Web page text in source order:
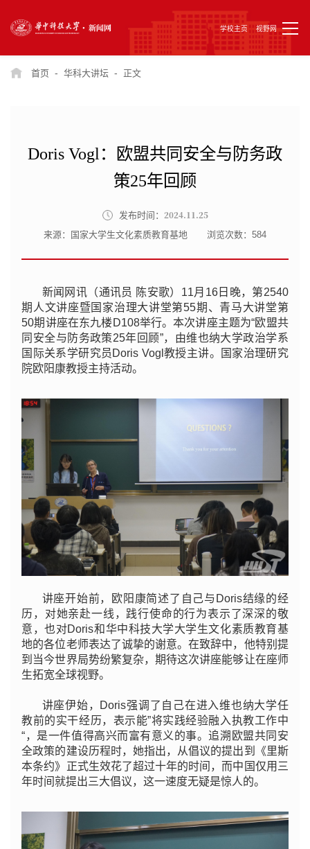
学校主页 视野网
首页 - 华科大讲坛 - 正文
Doris Vogl：欧盟共同安全与防务政
策25年回顾
发布时间： 2024.11.25
来源：国家大学生文化素质教育基地 浏览次数：584
新闻网讯（通讯员 陈安歌） 11月16日晚，第2540
期人文讲座暨国家治理大讲堂第55期、青马大讲堂第
50期讲座在东九楼D108举行。本次讲座主题为“欧盟共
同安全与防务政策25年回顾”，由维也纳大学政治学系
国际关系学研究员Doris Vogl教授主讲。国家治理研究
院欧阳康教授主持活动。
讲座开始前，欧阳康简述了自己与Doris结缘的经
历，对她亲赴一线，践行使命的行为表示了深深的敬
意，也对Doris和华中科技大学大学生文化素质教育基
地的各位老师表达了诚挚的谢意。在致辞中，他特别提
到当今世界局势纷繁复杂，期待这次讲座能够让在座师
生拓宽全球视野。
讲座伊始，Doris强调了自己在进入维也纳大学任
教前的实干经历，表示能”将实践经验融入执教工作中
“，是一件值得高兴而富有意义的事。追溯欧盟共同安
全政策的建设历程时，她指出，从倡议的提出到《里斯
本条约》正式生效花了超过十年的时间，而中国仅用三
年时间就提出三大倡议，这一速度无疑是惊人的。